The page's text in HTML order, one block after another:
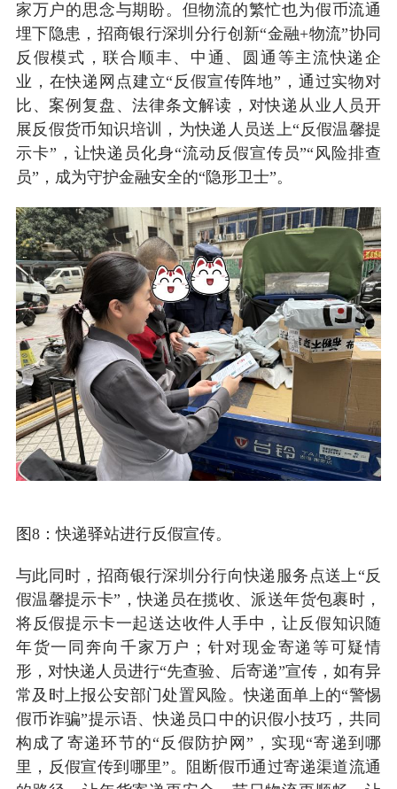
家万户的思念与期盼。但物流的繁忙也为假币流通
埋下隐患，招商银行深圳分行创新“金融+物流”协同
反假模式，联合顺丰、中通、圆通等主流快递企
业，在快递网点建立“反假宣传阵地”，通过实物对
比、案例复盘、法律条文解读，对快递从业人员开
展反假货币知识培训，为快递人员送上“反假温馨提
示卡”，让快递员化身“流动反假宣传员”“风险排查
员”，成为守护金融安全的“隐形卫士”。
图8：快递驿站进行反假宣传。
与此同时，招商银行深圳分行向快递服务点送上“反
假温馨提示卡”，快递员在揽收、派送年货包裹时，
将反假提示卡一起送达收件人手中，让反假知识随
年货一同奔向千家万户；针对现金寄递等可疑情
形，对快递人员进行“先查验、后寄递”宣传，如有异
常及时上报公安部门处置风险。快递面单上的“警惕
假币诈骗”提示语、快递员口中的识假小技巧，共同
构成了寄递环节的“反假防护网”，实现“寄递到哪
里，反假宣传到哪里”。阻断假币通过寄递渠道流通